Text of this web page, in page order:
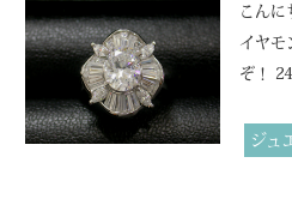
こんに
イヤモ
ぞ！
ジュ